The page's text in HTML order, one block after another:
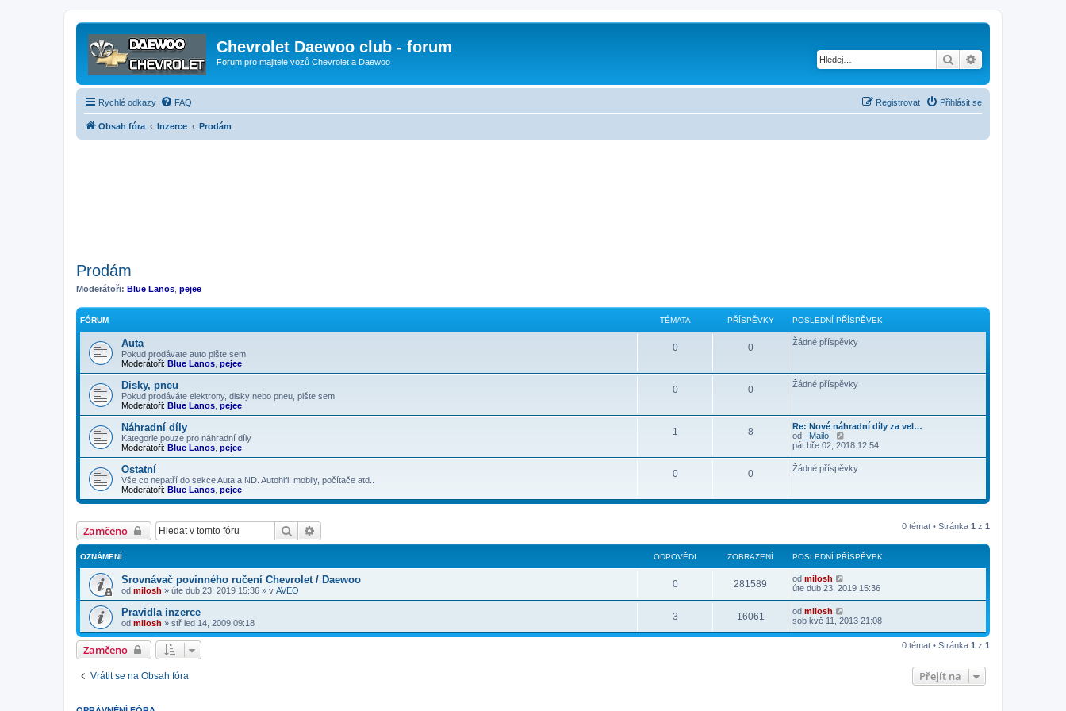
Chevrolet Daewoo club - forum
Forum pro majitele vozů Chevrolet a Daewoo Hledat
Rychlé odkazy FAQ Přihlásit se
Registrovat
Obsah fóra Inzerce Prodám
Prodám
Moderátoři: Blue Lanos pejee
FÓRUM TÉMATA PŘÍSPĚVKY POSLEDNÍ PŘÍSPĚVEK
Auta
Pokud prodávate auto pište sem
Moderátoři: Blue Lanos pejee
0 0 Žádné příspěvky
Disky, pneu
Pokud prodáváte elektrony, disky nebo pneu, pište sem
Moderátoři: Blue Lanos pejee
0 0 Žádné příspěvky
Náhradní díly
Kategorie pouze pro náhradní díly
Moderátoři: Blue Lanos pejee
1 8
Re: Nové náhradní díly za vel…
od
_Mailo_
o
a
t
d
n
p
s
p
ě
pát bře 02, 2018 12:54
Ostatní
Vše co nepatří do sekce Auta a ND. Autohifi, mobily, počítače atd..
Moderátoři: Blue Lanos pejee
0 0 Žádné příspěvky
Zamčeno Hledat 0 témat • Stránka 1 z 1
OZNÁMENÍ ODPOVĚDI ZOBRAZENÍ POSLEDNÍ PŘÍSPĚVEK
Srovnávač povinného ručení Chevrolet / Daewoo
od milosh » úte dub 23, 2019 15:36 » v AVEO
0 281589 od milosh
úte dub 23, 2019 15:36
Pravidla inzerce
od milosh » stř led 14, 2009 09:18
3 16061 od milosh
sob kvě 11, 2013 21:08
Zamčeno 0 témat • Stránka 1 z 1
Vrátit se na Obsah fóra Přejít na